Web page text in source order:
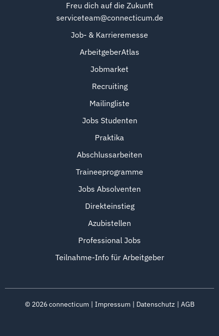
Freu dich auf die Zukunft
serviceteam@connecticum.de
Job- & Karrieremesse
ArbeitgeberAtlas
Jobmarket
Recruiting
Mailingliste
Jobs Studenten
Praktika
Abschlussarbeiten
Traineeprogramme
Jobs Absolventen
Direkteinstieg
Azubistellen
Professional Jobs
Teilnahme-Info für Arbeitgeber
© 2026connecticum Impressum Datenschutz AGB